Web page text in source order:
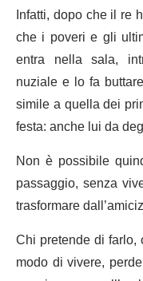
Infatti, dopo che il re
che i poveri e gli
entra nella sala,
nuziale e lo fa
simile a quella dei
festa: anche lui da
Non è possibile
passaggio, senza
trasformare
Chi pretende di
modo di vivere,